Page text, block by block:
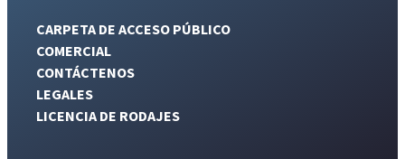
CARPETA DE ACCESO PÚBLICO
COMERCIAL
CONTÁCTENOS
LEGALES
LICENCIA DE RODAJES